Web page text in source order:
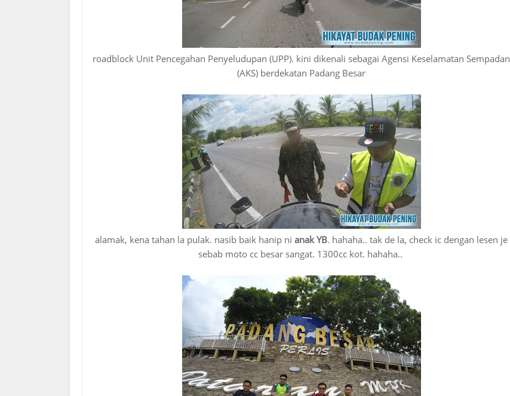
roadblock Unit Pencegahan Penyeludupan (UPP). kini dikenali sebagai Agensi Keselamatan Sempadan
(AKS) berdekatan Padang Besar
alamak, kena tahan la pulak. nasib baik hanip ni anak YB. hahaha.. tak de la, check ic dengan lesen je
sebab moto cc besar sangat. 1300cc kot. hahaha..